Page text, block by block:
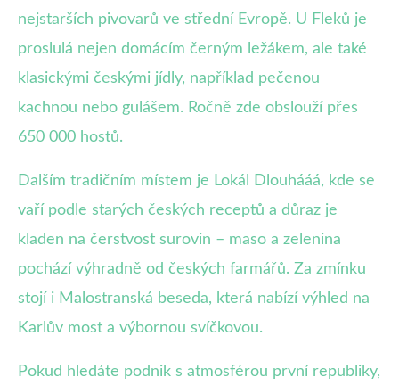
nejstarších pivovarů ve střední Evropě. U Fleků je
proslulá nejen domácím černým ležákem, ale také
klasickými českými jídly, například pečenou
kachnou nebo gulášem. Ročně zde obslouží přes
650 000 hostů.
Dalším tradičním místem je Lokál Dlouhááá, kde se
vaří podle starých českých receptů a důraz je
kladen na čerstvost surovin – maso a zelenina
pochází výhradně od českých farmářů. Za zmínku
stojí i Malostranská beseda, která nabízí výhled na
Karlův most a výbornou svíčkovou.
Pokud hledáte podnik s atmosférou první republiky,